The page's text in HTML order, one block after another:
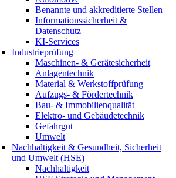
Benannte und akkreditierte Stellen
Informationssicherheit &
Datenschutz
KI-Services
Industrieprüfung
Maschinen- & Gerätesicherheit
Anlagentechnik
Material & Werkstoffprüfung
Aufzugs- & Fördertechnik
Bau- & Immobilienqualität
Elektro- und Gebäudetechnik
Gefahrgut
Umwelt
Nachhaltigkeit & Gesundheit, Sicherheit
und Umwelt (HSE)
Nachhaltigkeit